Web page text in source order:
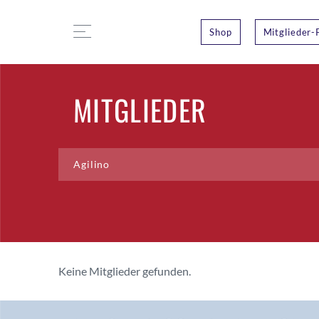
Shop Mitglieder-
MITGLIEDER
Keine Mitglieder gefunden.